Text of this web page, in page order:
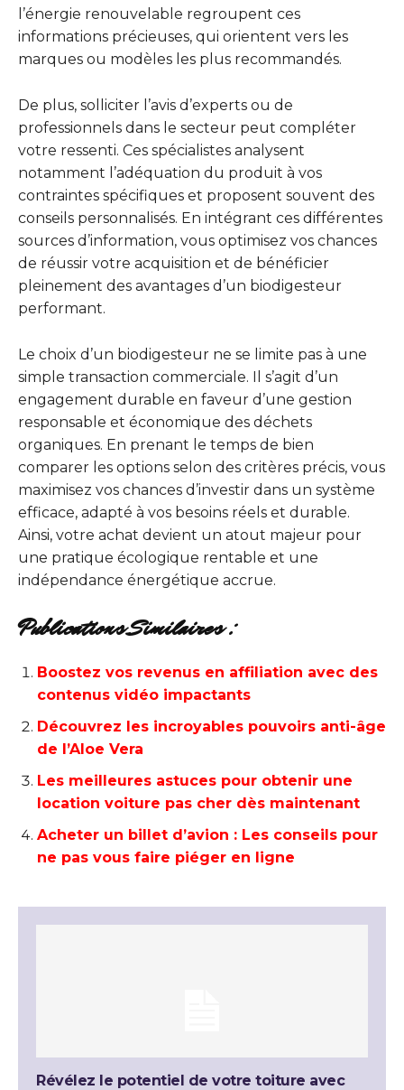
l’énergie renouvelable regroupent ces
informations précieuses, qui orientent vers les
marques ou modèles les plus recommandés.
De plus, solliciter l’avis d’experts ou de
professionnels dans le secteur peut compléter
votre ressenti. Ces spécialistes analysent
notamment l’adéquation du produit à vos
contraintes spécifiques et proposent souvent des
conseils personnalisés. En intégrant ces différentes
sources d’information, vous optimisez vos chances
de réussir votre acquisition et de bénéficier
pleinement des avantages d’un biodigesteur
performant.
Le choix d’un biodigesteur ne se limite pas à une
simple transaction commerciale. Il s’agit d’un
engagement durable en faveur d’une gestion
responsable et économique des déchets
organiques. En prenant le temps de bien
comparer les options selon des critères précis, vous
maximisez vos chances d’investir dans un système
efficace, adapté à vos besoins réels et durable.
Ainsi, votre achat devient un atout majeur pour
une pratique écologique rentable et une
indépendance énergétique accrue.
Publications Similaires :
Boostez vos revenus en affiliation avec des
contenus vidéo impactants
Découvrez les incroyables pouvoirs anti-âge
de l’Aloe Vera
Les meilleures astuces pour obtenir une
location voiture pas cher dès maintenant
Acheter un billet d’avion : Les conseils pour
ne pas vous faire piéger en ligne
Révélez le potentiel de votre toiture avec